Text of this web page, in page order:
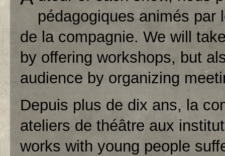
pédagogiques animés
de la compagnie. We will
by offering workshops, but
audience by organizing
Depuis plus de dix ans, la
ateliers de théâtre aux
works with young people